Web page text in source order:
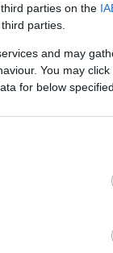
parties on the
parties.
and may
You may
for below
megnézzem az
olyan, mint a
is alkalmas,
kifejezésnek
egyfajta
semmi